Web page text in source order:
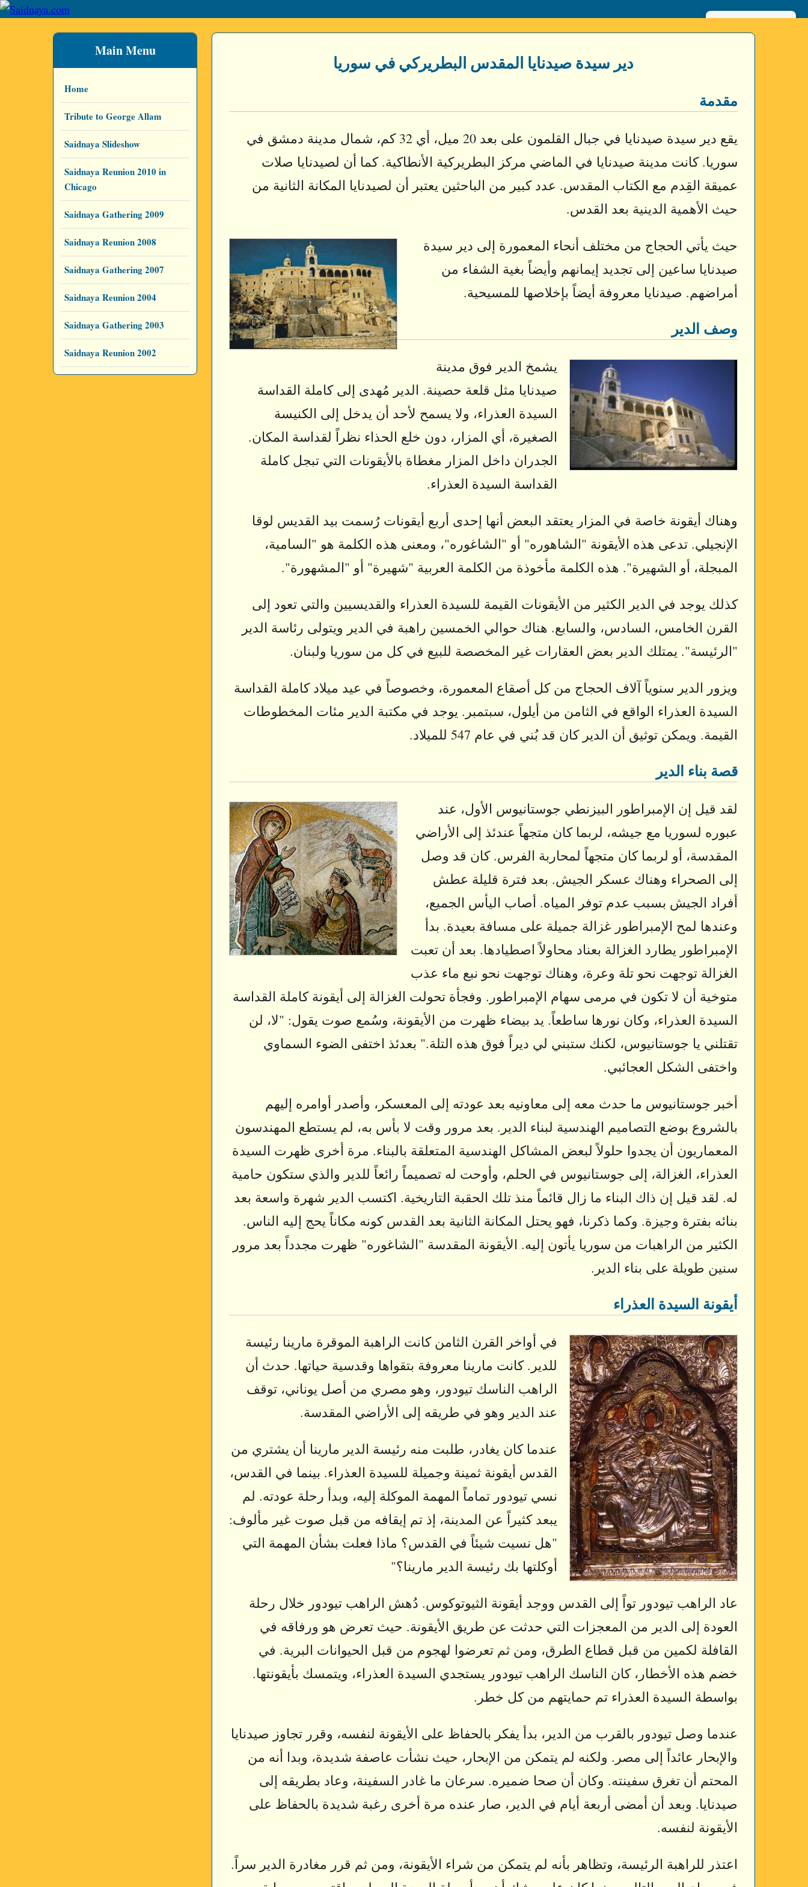
English
Main Menu
Home
Tribute to George Allam
Saidnaya Slideshow
Saidnaya Reunion 2010 in
Chicago
Saidnaya Gathering 2009
Saidnaya Reunion 2008
Saidnaya Gathering 2007
Saidnaya Reunion 2004
Saidnaya Gathering 2003
Saidnaya Reunion 2002
دير سيدة صيدنايا المقدس البطريركي في سوريا
مقدمة
يقع دير سيدة صيدنايا في جبال القلمون على بعد 20 ميل، أي 32 كم، شمال مدينة دمشق في
سوريا. كانت مدينة صيدنايا في الماضي مركز البطريركية الأنطاكية. كما أن لصيدنايا صلات
عميقة القِدم مع الكتاب المقدس. عدد كبير من الباحثين يعتبر أن لصيدنايا المكانة الثانية من
حيث الأهمية الدينية بعد القدس.
حيث يأتي الحجاج من مختلف أنحاء المعمورة إلى دير سيدة
صيدنايا ساعين إلى تجديد إيمانهم وأيضاً بغية الشفاء من
أمراضهم. صيدنايا معروفة أيضاً بإخلاصها للمسيحية.
وصف الدير
يشمخ الدير فوق مدينة
صيدنايا مثل قلعة حصينة. الدير مُهدى إلى كاملة القداسة
السيدة العذراء، ولا يسمح لأحد أن يدخل إلى الكنيسة
الصغيرة، أي المزار، دون خلع الحذاء نظراً لقداسة المكان.
الجدران داخل المزار مغطاة بالأيقونات التي تبجل كاملة
القداسة السيدة العذراء.
وهناك أيقونة خاصة في المزار يعتقد البعض أنها إحدى أربع أيقونات رُسمت بيد القديس لوقا
الإنجيلي. تدعى هذه الأيقونة "الشاهوره" أو "الشاغوره"، ومعنى هذه الكلمة هو "السامية،
المبجلة، أو الشهيرة". هذه الكلمة مأخوذة من الكلمة العربية "شهيرة" أو "المشهورة".
كذلك يوجد في الدير الكثير من الأيقونات القيمة للسيدة العذراء والقديسيين والتي تعود إلى
القرن الخامس، السادس، والسابع. هناك حوالي الخمسين راهبة في الدير ويتولى رئاسة الدير
"الرئيسة". يمتلك الدير بعض العقارات غير المخصصة للبيع في كل من سوريا ولبنان.
ويزور الدير سنوياً آلاف الحجاج من كل أصقاع المعمورة، وخصوصاً في عيد ميلاد كاملة القداسة
السيدة العذراء الواقع في الثامن من أيلول، سبتمبر. يوجد في مكتبة الدير مئات المخطوطات
القيمة. ويمكن توثيق أن الدير كان قد بُني في عام 547 للميلاد.
قصة بناء الدير
لقد قيل إن الإمبراطور البيزنطي جوستانيوس الأول، عند
عبوره لسوريا مع جيشه، لربما كان متجهاً عندئذ إلى الأراضي
المقدسة، أو لربما كان متجهاً لمحاربة الفرس. كان قد وصل
إلى الصحراء وهناك عسكر الجيش. بعد فترة قليلة عطش
أفراد الجيش بسبب عدم توفر المياه. أصاب اليأس الجميع،
وعندها لمح الإمبراطور غزالة جميلة على مسافة بعيدة. بدأ
الإمبراطور يطارد الغزالة بعناد محاولاً اصطيادها. بعد أن تعبت
الغزالة توجهت نحو تلة وعرة، وهناك توجهت نحو نبع ماء عذب
متوخية أن لا تكون في مرمى سهام الإمبراطور. وفجأة تحولت الغزالة إلى أيقونة كاملة القداسة
السيدة العذراء، وكان نورها ساطعاً. يد بيضاء ظهرت من الأيقونة، وسُمع صوت يقول: "لا، لن
تقتلني يا جوستانيوس، لكنك ستبني لي ديراً فوق هذه التلة." بعدئذ اختفى الضوء السماوي
واختفى الشكل العجائبي.
أخبر جوستانيوس ما حدث معه إلى معاونيه بعد عودته إلى المعسكر، وأصدر أوامره إليهم
بالشروع بوضع التصاميم الهندسية لبناء الدير. بعد مرور وقت لا بأس به، لم يستطع المهندسون
المعماريون أن يجدوا حلولاً لبعض المشاكل الهندسية المتعلقة بالبناء. مرة أخرى ظهرت السيدة
العذراء، الغزالة، إلى جوستانيوس في الحلم، وأوحت له تصميماً رائعاً للدير والذي ستكون حامية
له. لقد قيل إن ذاك البناء ما زال قائماً منذ تلك الحقبة التاريخية. اكتسب الدير شهرة واسعة بعد
بنائه بفترة وجيزة. وكما ذكرنا، فهو يحتل المكانة الثانية بعد القدس كونه مكاناً يحج إليه الناس.
الكثير من الراهبات من سوريا يأتون إليه. الأيقونة المقدسة "الشاغوره" ظهرت مجدداً بعد مرور
سنين طويلة على بناء الدير.
أيقونة السيدة العذراء
في أواخر القرن الثامن كانت الراهبة الموقرة مارينا رئيسة
للدير. كانت مارينا معروفة بتقواها وقدسية حياتها. حدث أن
الراهب الناسك تيودور، وهو مصري من أصل يوناني، توقف
عند الدير وهو في طريقه إلى الأراضي المقدسة.
عندما كان يغادر، طلبت منه رئيسة الدير مارينا أن يشتري من
القدس أيقونة ثمينة وجميلة للسيدة العذراء. بينما في القدس،
نسي تيودور تماماً المهمة الموكلة إليه، وبدأ رحلة عودته. لم
يبعد كثيراً عن المدينة، إذ تم إيقافه من قبل صوت غير مألوف:
"هل نسيت شيئاً في القدس؟ ماذا فعلت بشأن المهمة التي
أوكلتها بك رئيسة الدير مارينا؟"
عاد الراهب تيودور تواً إلى القدس ووجد أيقونة الثيوتوكوس. دُهش الراهب تيودور خلال رحلة
العودة إلى الدير من المعجزات التي حدثت عن طريق الأيقونة. حيث تعرض هو ورفاقه في
القافلة لكمين من قبل قطاع الطرق، ومن ثم تعرضوا لهجوم من قبل الحيوانات البرية. في
خضم هذه الأخطار، كان الناسك الراهب تيودور يستجدي السيدة العذراء، ويتمسك بأيقونتها.
بواسطة السيدة العذراء تم حمايتهم من كل خطر.
عندما وصل تيودور بالقرب من الدير، بدأ يفكر بالحفاظ على الأيقونة لنفسه، وقرر تجاوز صيدنايا
والإبحار عائداً إلى مصر. ولكنه لم يتمكن من الإبحار، حيث نشأت عاصفة شديدة، وبدا أنه من
المحتم أن تغرق سفينته. وكان أن صحا ضميره. سرعان ما غادر السفينة، وعاد بطريقه إلى
صيدنايا. وبعد أن أمضى أربعة أيام في الدير، صار عنده مرة أخرى رغبة شديدة بالحفاظ على
الأيقونة لنفسه.
اعتذر للراهبة الرئيسة، وتظاهر بأنه لم يتمكن من شراء الأيقونة، ومن ثم قرر مغادرة الدير سراً.